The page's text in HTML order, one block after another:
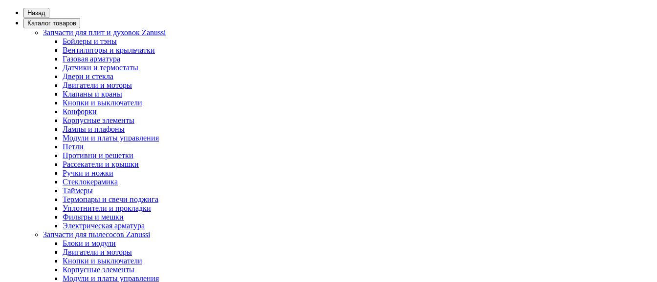
Назад
Каталог товаров
Запчасти для плит и духовок Zanussi
Бойлеры и тэны
Вентиляторы и крыльчатки
Газовая арматура
Датчики и термостаты
Двери и стекла
Двигатели и моторы
Клапаны и краны
Кнопки и выключатели
Конфорки
Корпусные элементы
Лампы и плафоны
Модули и платы управления
Петли
Противни и решетки
Рассекатели и крышки
Ручки и ножки
Стеклокерамика
Таймеры
Термопары и свечи поджига
Уплотнители и прокладки
Фильтры и мешки
Электрическая арматура
Запчасти для пылесосов Zanussi
Блоки и модули
Двигатели и моторы
Кнопки и выключатели
Корпусные элементы
Модули и платы управления